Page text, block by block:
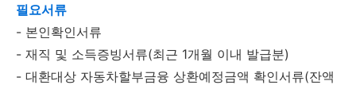
필요서류
- 본인확인서류
- 재직 및 소득증빙서류(최근 1개월 이내 발급분)
- 대환대상 자동차할부금융 상환예정금액 확인서류(잔액